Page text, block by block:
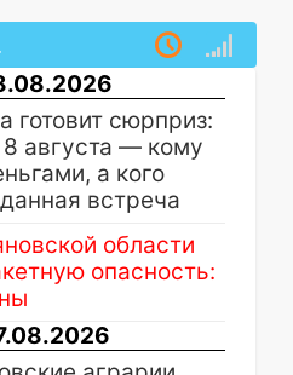
готовит сюрприз:
8 августа — кому
а кого
встреча
области
опасность: